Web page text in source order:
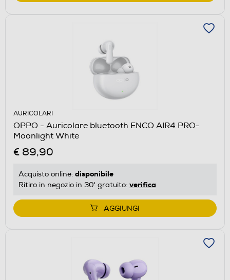
AURICOLARI
OPPO - Auricolare bluetooth ENCO AIR4 PRO-
Moonlight White
€ 89,90
Acquisto online: disponibile
Ritiro in negozio in 30' gratuito: verifica
AGGIUNGI